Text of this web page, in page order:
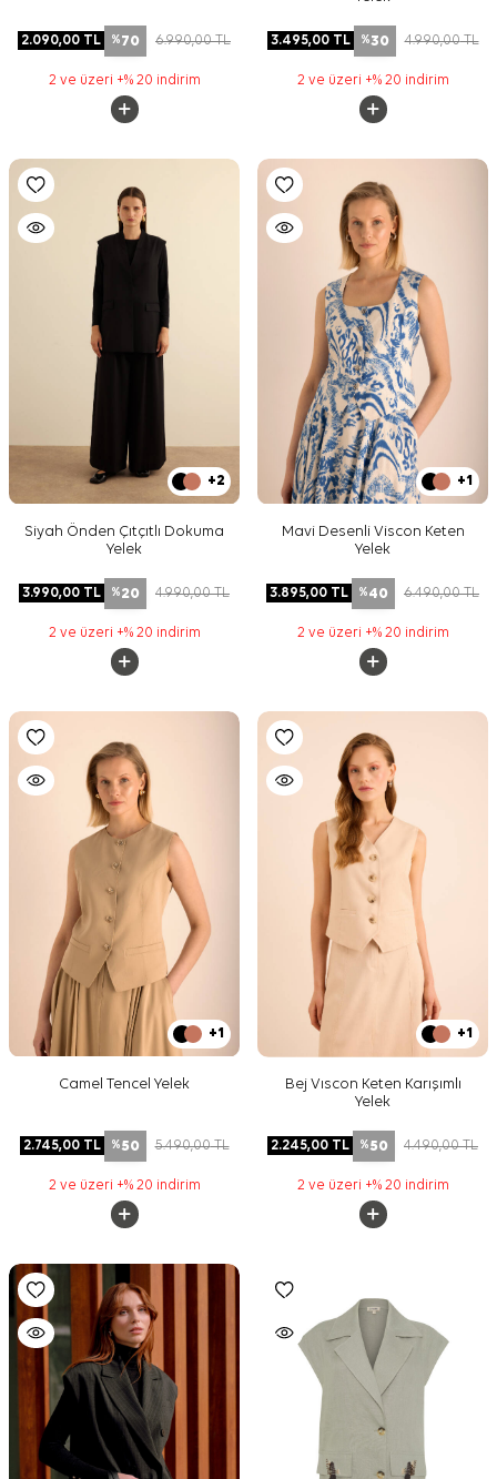
2.090,00 TL %70 6.990,00TL
2 ve üzeri +% 20 indirim
3.495,00TL %30 4.990,00TL
2 ve üzeri +% 20 indirim
+2
Siyah Önden Çıtçıtlı Dokuma
Yelek
3.990,00 TL %20 4.990,00TL
2 ve üzeri +% 20 indirim
+1
Mavi Desenli Viscon Keten
Yelek
3.895,00 TL %40 6.490,00TL
2 ve üzeri +% 20 indirim
+1
Camel Tencel Yelek
2.745,00TL %50 5.490,00TL
2 ve üzeri +% 20 indirim
+1
Bej Vıscon Keten Karışımlı
Yelek
2.245,00 TL %50 4.490,00TL
2 ve üzeri +% 20 indirim